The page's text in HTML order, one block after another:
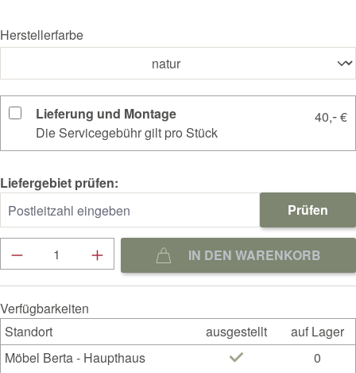
Herstellerfarbe
Lieferung und Montage
Die Servicegebühr gilt pro Stück
40,-€
Liefergebiet prüfen:
Prüfen
Produkt Anzahl: Gib den gewünschten Wert
IN DEN WARENKORB
Verfügbarkeiten
Standort
ausgestellt
auf Lager
Möbel Berta - Haupthaus
0